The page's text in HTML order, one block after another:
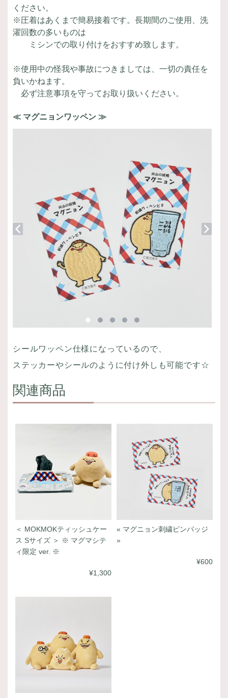
ください。
※圧着はあくまで簡易接着です。長期間のご使用、洗
濯回数の多いものは
ミシンでの取り付けをおすすめ致します。
※使用中の怪我や事故につきましては、一切の責任を
負いかねます。
必ず注意事項を守ってお取り扱いください。
≪ マグニョンワッペン ≫
シールワッペン仕様になっているので、
ステッカーやシールのように付け外しも可能です☆
関連商品
＜ MOKMOKティッシュケー
ス Sサイズ ＞ ※ マグマシテ
ィ限定 ver. ※
¥1,300
« マグニョン刺繍ピンバッジ
»
¥600